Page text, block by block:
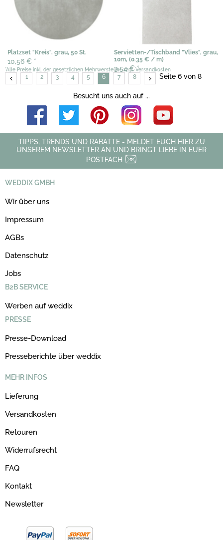
Platzset "Kreis", grau, 50 St.
10,56 € *
Servietten-/Tischband "Vlies", grau,
10m, (0.35 € / m)
3,54 €*
*Alle Preise inkl. der gesetzlichen Mehrwersteuer, zzgl. Versandkosten
Seite 6 von 8
1 2 3 4 5 6 7 8
Besucht uns auch auf ...
TIPPS, TRENDS UND RABATTE - MELDET EUCH HIER ZU
UNSEREM NEWSLETTER AN UND BRINGT LIEBE IN EUER
POSTFACH
WEDDIX GMBH
Wir über uns
Impressum
AGBs
Datenschutz
Jobs
B2B SERVICE
Werben auf weddix
PRESSE
Presse-Download
Presseberichte über weddix
MEHR INFOS
Lieferung
Versandkosten
Retouren
Widerrufsrecht
FAQ
Kontakt
Newsletter